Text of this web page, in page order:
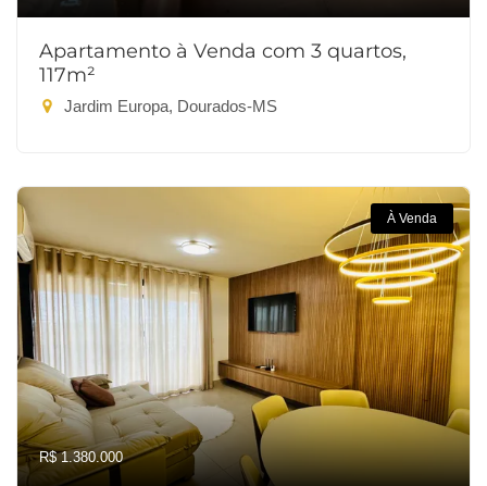
Apartamento à Venda com 3 quartos,
117m²
Jardim Europa, Dourados-MS
À Venda
R$ 1.380.000